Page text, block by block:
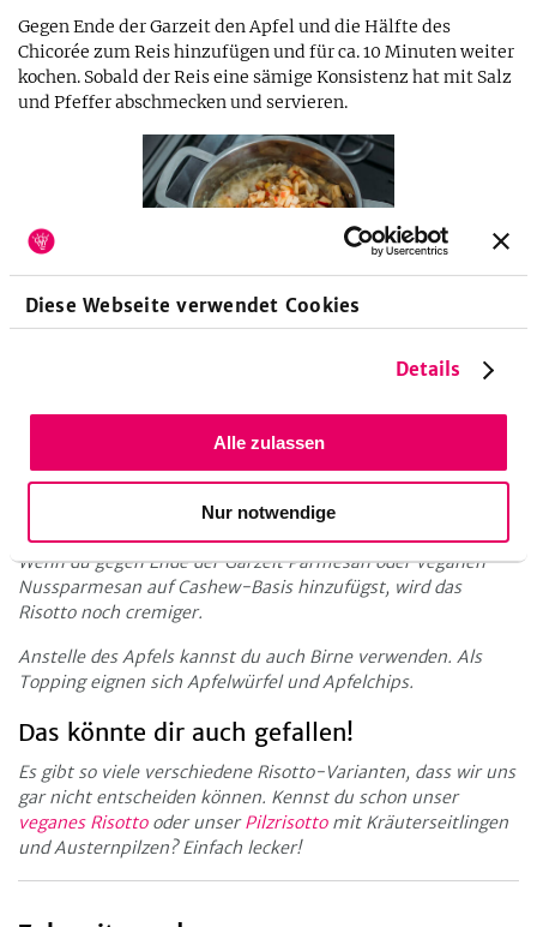
Diese Webseite verwendet Cookies
Details
Alle zulassen
Nur notwendige
Gegen Ende der Garzeit den Apfel und die Hälfte des
Chicorée zum Reis hinzufügen und für ca. 10 Minuten weiter
kochen. Sobald der Reis eine sämige Konsistenz hat mit Salz
und Pfeffer abschmecken und servieren.
Beschichtete Pfanne Topf
Wenn du gegen Ende der Garzeit Parmesan oder veganen
Nussparmesan auf Cashew-Basis hinzufügst, wird das
Risotto noch cremiger.
Anstelle des Apfels kannst du auch Birne verwenden. Als
Topping eignen sich Apfelwürfel und Apfelchips.
Das könnte dir auch gefallen!
Es gibt so viele verschiedene Risotto-Varianten, dass wir uns
gar nicht entscheiden können. Kennst du schon unser
veganes Risottooder unserPilzrisottomit Kräuterseitlingen
und Austernpilzen? Einfach lecker!